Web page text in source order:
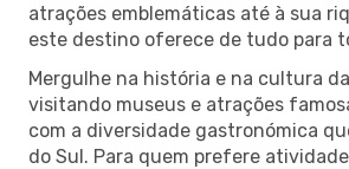
atrações emblemáticas até à sua
este destino oferece de tudo para
Mergulhe na história e na cultura
visitando museus e atrações
com a diversidade gastronómica
do Sul. Para quem prefere